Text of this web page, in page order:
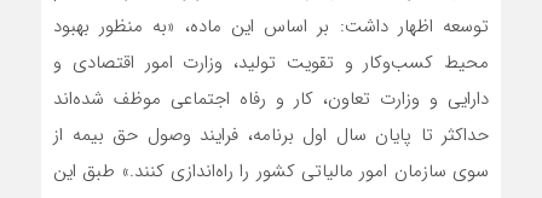
توسعه اظهار داشت: بر اساس این ماده، «به منظور بهبود
محیط کسب‌وکار و تقویت تولید، وزارت امور اقتصادی و
دارایی و وزارت تعاون، کار و رفاه اجتماعی موظف شده‌اند
حداکثر تا پایان سال اول برنامه، فرایند وصول حق بیمه از
سوی سازمان امور مالیاتی کشور را راه‌اندازی کنند.» طبق این